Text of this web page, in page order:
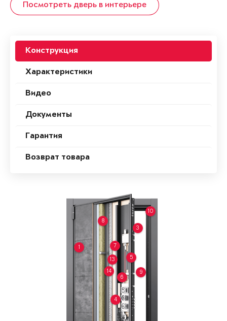
Посмотреть дверь в интерьере
Конструкция
Характеристики
Видео
Документы
Гарантия
Возврат товара
1
3
4
5
6
7
8
9
10
13
14